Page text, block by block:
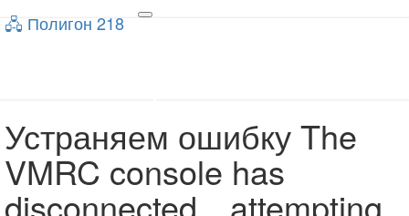
Toggle
🖧 Полигон 218
🖧 Полигон 218
Устраняем
ошибку
The
VMRC
console
Устраняем ошибку The
VMRC console has
disconnected…attempting